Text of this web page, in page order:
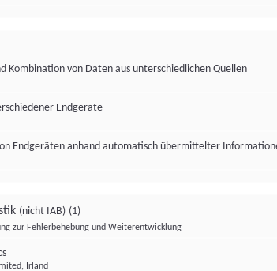
Kombination von Daten aus unterschiedlichen Quellen
Endgeräte
Endgeräten anhand automatisch übermittelter
(nicht IAB) (1)
zur Fehlerbehebung und Weiterentwicklung
Irland